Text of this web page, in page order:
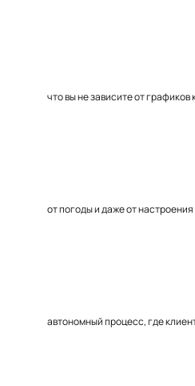
что вы не зависите от
от погоды и даже от
автономный процесс, где